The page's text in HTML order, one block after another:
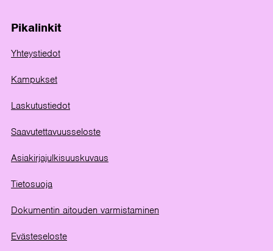
Pikalinkit
Yhteystiedot
Kampukset
Laskutustiedot
Saavutettavuusseloste
Asiakirjajulkisuuskuvaus
Tietosuoja
Dokumentin aitouden varmistaminen
Evästeseloste